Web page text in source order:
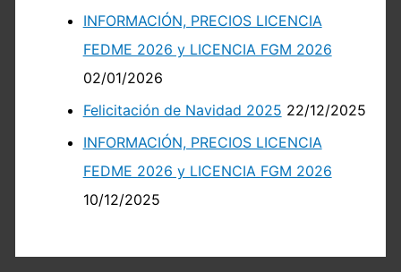
INFORMACIÓN, PRECIOS LICENCIA
FEDME 2026 y LICENCIA FGM 2026
02/01/2026
Felicitación de Navidad 2025 22/12/2025
INFORMACIÓN, PRECIOS LICENCIA
FEDME 2026 y LICENCIA FGM 2026
10/12/2025